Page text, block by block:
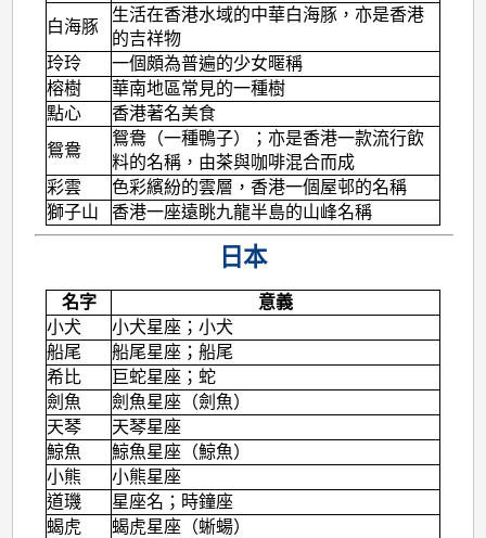
白海豚
生活在香港水域的中華白海豚，亦是香港
的吉祥物
玲玲
一個頗為普遍的少女暱稱
榕樹
華南地區常見的一種樹
點心
香港著名美食
鴛鴦
鴛鴦（一種鴨子）；亦是香港一款流行飲
料的名稱，由茶與咖啡混合而成
彩雲
色彩繽紛的雲層，香港一個屋邨的名稱
獅子山
香港一座遠眺九龍半島的山峰名稱
日本
名字
意義
小犬
小犬星座；小犬
船尾
船尾星座；船尾
希比
巨蛇星座；蛇
劍魚
劍魚星座（劍魚）
天琴
天琴星座
鯨魚
鯨魚星座（鯨魚）
小熊
小熊星座
道璣
星座名；時鐘座
蝎虎
蝎虎星座（蜥蝪）